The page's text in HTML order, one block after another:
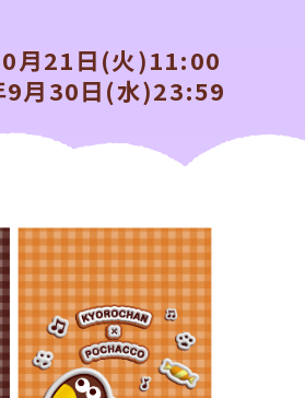
月21日(火)11:00
9月30日(水)23:59